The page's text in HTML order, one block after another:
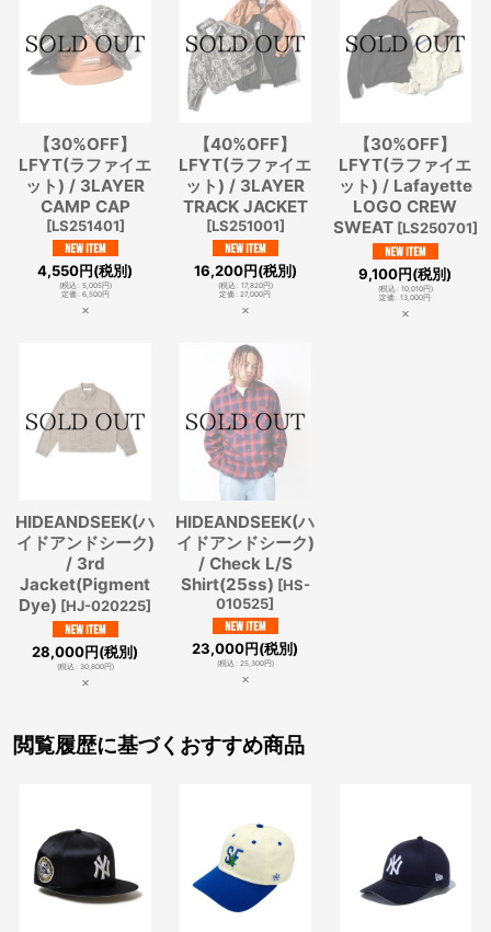
【30%OFF】
LFYT(ラファイエ
ット) / 3LAYER
CAMP CAP
[LS251401]
4,550円(税別)
(税込: 5,005円)
定価 : 6,500円
×
【40%OFF】
LFYT(ラファイエ
ット) / 3LAYER
TRACK JACKET
[LS251001]
16,200円(税別)
(税込: 17,820円)
定価 : 27,000円
×
【30%OFF】
LFYT(ラファイエ
ット) / Lafayette
LOGO CREW
SWEAT [LS250701]
9,100円(税別)
(税込: 10,010円)
定価 : 13,000円
×
HIDEANDSEEK(ハ
イドアンドシーク)
/ 3rd
Jacket(Pigment
Dye) [HJ-020225]
28,000円(税別)
(税込: 30,800円)
×
HIDEANDSEEK(ハ
イドアンドシーク)
/ Check L/S
Shirt(25ss) [HS-
010525]
23,000円(税別)
(税込: 25,300円)
×
閲覧履歴に基づくおすすめ商品